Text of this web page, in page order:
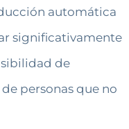
automática
significativamente
de
personas que no